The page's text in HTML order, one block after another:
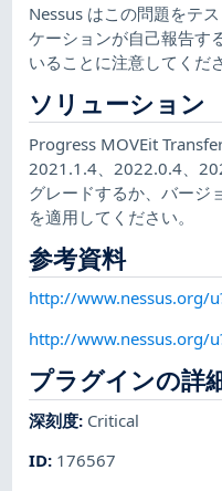
Nessus はこの問題をテ
ケーションが自己報告す
いることに注意してくだ
ソリューション
Progress MOVEit
2021.1.4、2022.0.4、
グレードするか、バージ
を適用してください。
参考資料
http://www.nessus.org/
http://www.nessus.org/
プラグインの詳
深刻度: Critical
ID: 176567